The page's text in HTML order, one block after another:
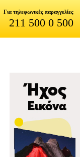
Για τηλεφωνικές παραγγελίες
211 500 0 500